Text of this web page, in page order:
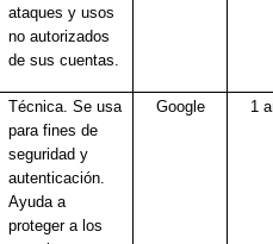
ataques y usos
no autorizados
de sus cuentas.
Técnica. Se usa
para fines de
seguridad y
autenticación.
Ayuda a
proteger a los
Google 1